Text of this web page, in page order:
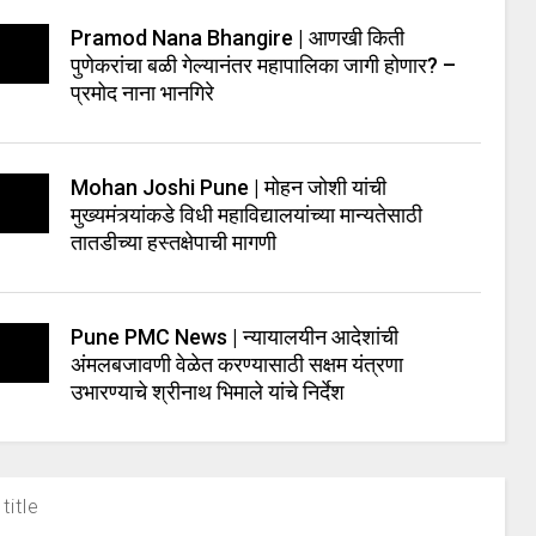
Pramod Nana Bhangire | आणखी किती
पुणेकरांचा बळी गेल्यानंतर महापालिका जागी होणार? –
प्रमोद नाना भानगिरे
Mohan Joshi Pune | मोहन जोशी यांची
मुख्यमंत्र्यांकडे विधी महाविद्यालयांच्या मान्यतेसाठी
तातडीच्या हस्तक्षेपाची मागणी
Pune PMC News | न्यायालयीन आदेशांची
अंमलबजावणी वेळेत करण्यासाठी सक्षम यंत्रणा
उभारण्याचे श्रीनाथ भिमाले यांचे निर्देश